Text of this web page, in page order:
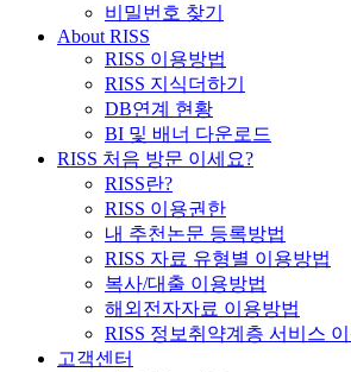
비밀번호 찾기
About RISS
RISS 이용방법
RISS 지식더하기
DB연계 현황
BI 및 배너 다운로드
RISS 처음 방문 이세요?
RISS란?
RISS 이용권한
내 추천논문 등록방법
RISS 자료 유형별 이용방법
복사/대출 이용방법
해외전자자료 이용방법
RISS 정보취약계층 서비스
고객센터